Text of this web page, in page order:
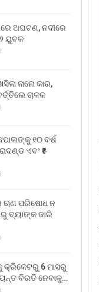
ଅଘଟଣ, ନଦୀରେ
ଯୁବକ
ନାନୋ କାର,
ଚାଳକ
୧୦ ବର୍ଷ
ଏବଂ ₹୫
ଋଣ ପରିଷୋଧ ନ
ବ୍ୟାଙ୍କ ଜାରି
କ୍ରିକେଟରୁ 6 ମାସରୁ
ବିରତି ନେବାକୁ…